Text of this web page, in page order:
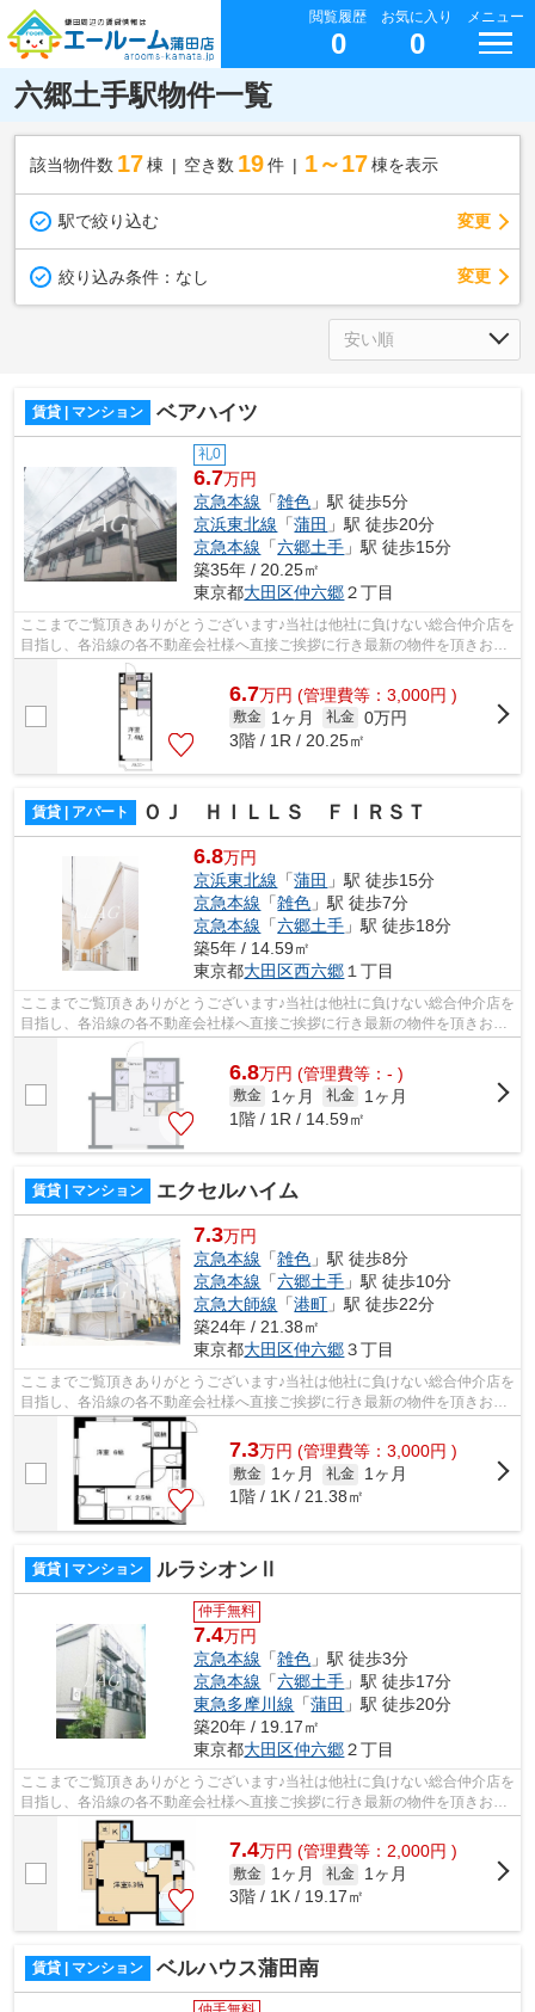
閲覧履歴
0
お気に入り
0
メニュー
六郷土手駅物件一覧
該当物件数 17棟 空き数 19 件 1～17 棟を表示
駅で絞り込む 変更
絞り込み条件： なし 変更
賃貸 | マンション ベアハイツ
礼0
6.7万円
京急本線 「雑色 」駅 徒歩5分
京浜東北線 「蒲田 」駅 徒歩20分
京急本線 「六郷土手 」駅 徒歩15分
築35年 / 20.25㎡
東京都大田区仲六郷２丁目
ここまでご覧頂きありがとうございます♪当社は他社に負けない総合仲介店を
目指し、各沿線の各不動産会社様へ直接ご挨拶に行き最新の物件を頂きお客
様へ提供しております！最新の情報は...
6.7万円 (管理費等：3,000円 )
敷金 1ヶ月 礼金 0万円
3階 / 1R / 20.25㎡
賃貸 | アパート ＯＪ ＨＩＬＬＳ ＦＩＲＳＴ
6.8万円
京浜東北線 「蒲田 」駅 徒歩15分
京急本線 「雑色 」駅 徒歩7分
京急本線 「六郷土手 」駅 徒歩18分
築5年 / 14.59㎡
東京都大田区西六郷 １丁目
ここまでご覧頂きありがとうございます♪当社は他社に負けない総合仲介店を
目指し、各沿線の各不動産会社様へ直接ご挨拶に行き最新の物件を頂きお客
様へ提供しております！最新の情報は...
6.8万円 (管理費等：- )
敷金 1ヶ月 礼金
1ヶ月
1階 / 1R / 14.59㎡
賃貸 | マンション エクセルハイム
7.3万円
京急本線 「雑色 」駅 徒歩8分
京急本線 「六郷土手 」駅 徒歩10分
京急大師線 「港町 」駅 徒歩22分
築24年 / 21.38㎡
東京都大田区仲六郷３丁目
ここまでご覧頂きありがとうございます♪当社は他社に負けない総合仲介店を
目指し、各沿線の各不動産会社様へ直接ご挨拶に行き最新の物件を頂きお客
様へ提供しております！最新の情報は...
7.3万円 (管理費等：3,000円 )
敷金 1ヶ月 礼金
1ヶ月
1階 / 1K / 21.38㎡
賃貸 | マンション ルラシオンⅡ
仲手無料
7.4万円
京急本線 「雑色 」駅 徒歩3分
京急本線 「六郷土手 」駅 徒歩17分
東急多摩川線 「蒲田 」駅 徒歩20分
築20年 / 19.17㎡
東京都大田区仲六郷２丁目
ここまでご覧頂きありがとうございます♪当社は他社に負けない総合仲介店を
目指し、各沿線の各不動産会社様へ直接ご挨拶に行き最新の物件を頂きお客
様へ提供しております！最新の情報は...
7.4万円 (管理費等：2,000円 )
敷金 1ヶ月 礼金
1ヶ月
3階 / 1K / 19.17㎡
賃貸 | マンション ベルハウス蒲田南